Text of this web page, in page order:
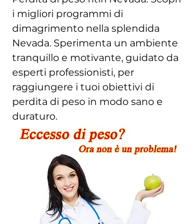
i migliori programmi di
dimagrimento nella splendida
Nevada. Sperimenta un ambiente
tranquillo e motivante, guidato da
esperti professionisti, per
raggiungere i tuoi obiettivi di
perdita di peso in modo sano e
duraturo.